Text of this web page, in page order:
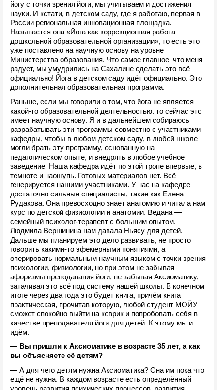
йогу с точки зрения йоги, мы учитываем и достижения
науки. И кстати, в детском саду, где я работаю, первая в
России региональная инновационная площадка.
Называется она «Йога как коррекционная работа
дошкольной образовательной организации», то есть это
уже поставлено на научную основу на уровне
Министерства образования. Что самое главное, что меня
радует, мы умудрились на Сахалине сделать это всё
официально! Йога в детском саду идёт официально. Это
дополнительная образовательная программа.
Раньше, если мы говорили о том, что йога не является
какой-то образовательной деятельностью, то сейчас это
имеет научную основу. Я и в дальнейшем собираюсь
разрабатывать эти программы совместно с участниками
кафедры, чтобы в любом детском саду, в любой школе
могли брать эту программу, основанную на
педагогическом опыте, и внедрять в любое учебное
заведение. Наша кафедра идёт по этой тропе впервые, в
темноте и наощупь. Готовых материалов нет. Всё
генерируется нашими участниками. У нас на кафедре
достаточно сильные специалисты, такие как Елена
Рудакова. Она превосходно знает анатомию и читала нам
курс по детской физиологии и анатомии. Ведана —
семейный психолог-терапевт с большим опытом.
Людмила Вершинина нам давала Ньясу для детей.
Дальше мы планируем это дело развивать, не просто
говорить какими-то эфемерными понятиями, а
оперировать нормальным научным языком с точки зрения
психологии, физиологии, но при этом не забывая
афоризмы преподавания йоги, не забывая Аксиоматику,
затачивая это всё под систему нашей школы. В конечном
итоге через два года это будет книга, причём книга
практическая, прочитав которую, любой студент МОЙУ
сможет спокойно выйти на коврик и попробовать себя в
качестве преподавателя йоги для детей. К этому мы и
идём.
— Вы пришли к Аксиоматике в возрасте 35 лет, а как
вы объясняете её детям?
— А для чего детям нужна Аксиоматика? Она им пока что
ещё не нужна. В каждом возрасте есть определённый